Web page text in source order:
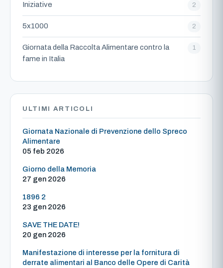
Iniziative 2
5x1000 2
Giornata della Raccolta Alimentare contro la
fame in Italia
1
ULTIMI ARTICOLI
Giornata Nazionale di Prevenzione dello Spreco
Alimentare
05 feb 2026
Giorno della Memoria
27 gen 2026
1896 2
23 gen 2026
SAVE THE DATE!
20 gen 2026
Manifestazione di interesse per la fornitura di
derrate alimentari al Banco delle Opere di Carità